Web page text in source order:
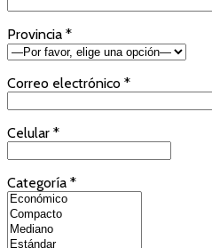
Provincia *
Correo electrónico *
Celular *
Categoría *